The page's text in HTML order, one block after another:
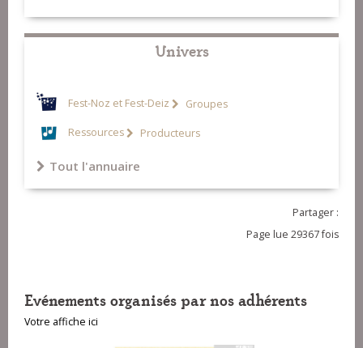
Univers
Fest-Noz et Fest-Deiz Groupes
Ressources Producteurs
Tout l'annuaire
Partager :
Page lue 29367 fois
Evénements organisés par nos adhérents
Votre affiche ici